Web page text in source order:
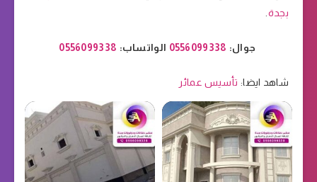
بجدة.
جوال: 0556099338 الواتساب: 0556099338
شاهد ايضا: تأسيس عمائر